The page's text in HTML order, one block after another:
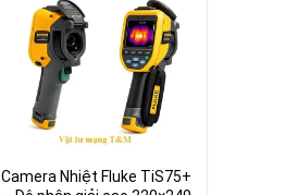
Camera Nhiệt Fluke TiS75+